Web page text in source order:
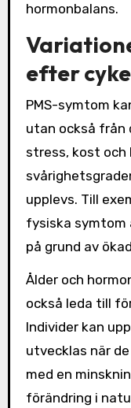
hormonbalans.
efter
PMS-symtom
utan också från
stress, kost och
upplevs. Till
fysiska symtom
på grund av
Ålder och
också leda till
Individer kan
utvecklas när
med en
förändring i